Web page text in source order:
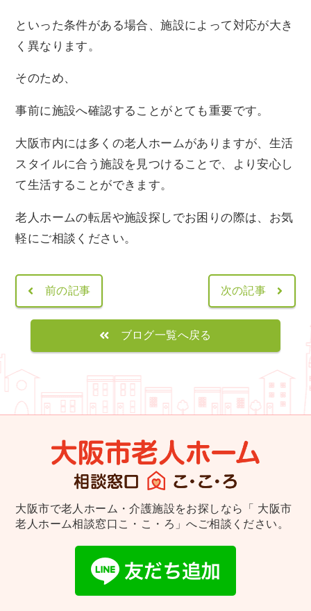
といった条件がある場合、施設によって対応が大き
く異なります。
そのため、
事前に施設へ確認することがとても重要です。
大阪市内には多くの老人ホームがありますが、生活
スタイルに合う施設を見つけることで、より安心し
て生活することができます。
老人ホームの転居や施設探しでお困りの際は、お気
軽にご相談ください。
前の記事 次の記事
ブログ一覧へ戻る
大阪市で老人ホーム・介護施設をお探しなら
「 大阪市
老人ホーム相談窓口こ・こ・ろ」へご相談ください。